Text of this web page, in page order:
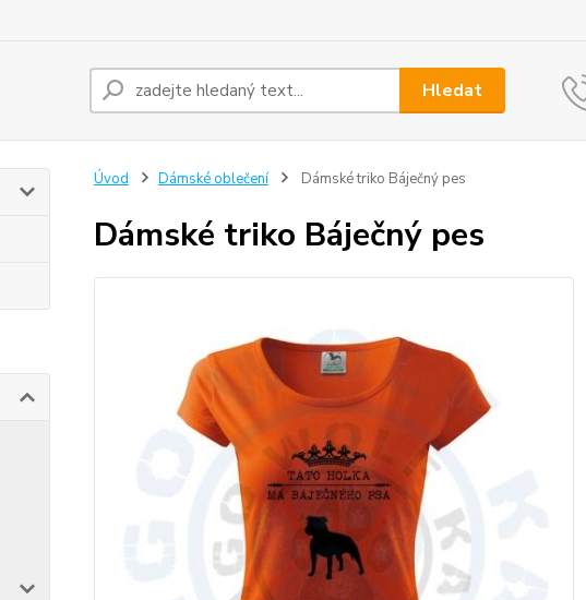
Hledat
Úvod Dámské oblečení Dámské triko Báječný pes
Dámské triko Báječný pes